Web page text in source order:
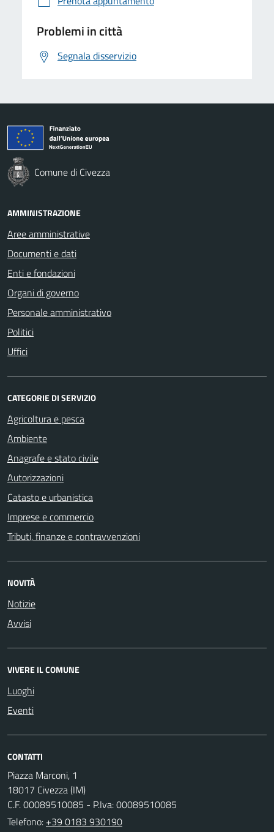
Problemi in città
Segnala disservizio
Comune di Civezza
AMMINISTRAZIONE
Aree amministrative
Documenti e dati
Enti e fondazioni
Organi di governo
Personale amministrativo
Politici
Uffici
CATEGORIE DI SERVIZIO
Agricoltura e pesca
Ambiente
Anagrafe e stato civile
Autorizzazioni
Catasto e urbanistica
Imprese e commercio
Tributi, finanze e contravvenzioni
NOVITÀ
Notizie
Avvisi
VIVERE IL COMUNE
Luoghi
Eventi
CONTATTI
Piazza Marconi, 1
18017 Civezza (IM)
C.F. 00089510085 - P.Iva: 00089510085
Telefono: +39 0183 930190